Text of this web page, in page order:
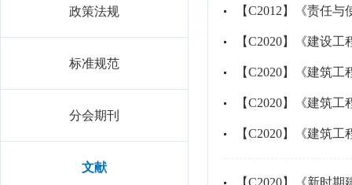
政策法规
标准规范
分会期刊
文献
【C2012】《责任
【C2020】《建设
【C2020】《建筑
【C2020】《建筑
【C2020】《建筑
【C2020】《新时